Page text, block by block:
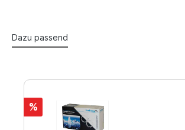
Dazu passend
%